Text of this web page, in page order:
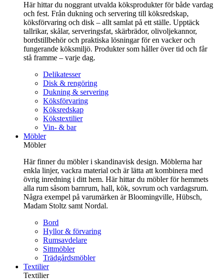
Här hittar du noggrant utvalda köksprodukter för både vardag
och fest. Från dukning och servering till köksredskap,
köksförvaring och disk – allt samlat på ett ställe. Upptäck
tallrikar, skålar, serveringsfat, skärbrädor, olivoljekannor,
bordstillbehör och praktiska lösningar för en vacker och
fungerande köksmiljö. Produkter som håller över tid och får
stå framme – varje dag.
Delikatesser
Disk & rengöring
Dukning & servering
Köksförvaring
Köksredskap
Kökstextilier
Vin- & bar
Möbler
Möbler
Här finner du möbler i skandinavisk design. Möblerna har
enkla linjer, vackra material och är lätta att kombinera med
övrig inredning i ditt hem. Här hittar du möbler för hemmets
alla rum såsom barnrum, hall, kök, sovrum och vardagsrum.
Några exempel på varumärken är Bloomingville, Hübsch,
Madam Stoltz samt Nordal.
Bord
Hyllor & förvaring
Rumsavdelare
Sittmöbler
Trädgårdsmöbler
Textilier
Textilier